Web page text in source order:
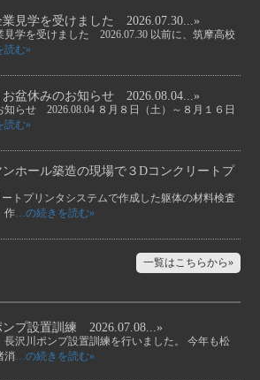
業見学を受けました 2026.07.30...»
見学を受けました 2026.07.30 以前に、筑摩高校
読む»
盆休みのお知らせ 2026.08.04...»
知らせ 2026.08.04 ８月８日（土）～８月１６日
読む»
ホール築造の現場で３Dコンクリートプ
ートプリンタシステムで作成した躯体の材料検査
作…の続きを読む»
一覧はこちらから»
ンプ設置訓練 2026.07.08...»
沢川ポンプ設置訓練を行いました。 今年も松
消…の続きを読む»